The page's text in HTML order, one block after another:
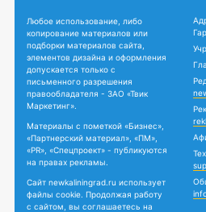
Любое использование, либо
копирование материалов или
подборки материалов сайта,
элементов дизайна и оформления
допускается только с
письменного разрешения
правообладателя - ЗАО «Твик
Маркетинг».
Материалы с пометкой «Бизнес»,
«Партнерский материал», «ПМ»,
«PR», «Спецпроект» - публикуются
на правах рекламы.
Сайт newkaliningrad.ru использует
файлы cookie. Продолжая работу
с сайтом, вы соглашаетесь на